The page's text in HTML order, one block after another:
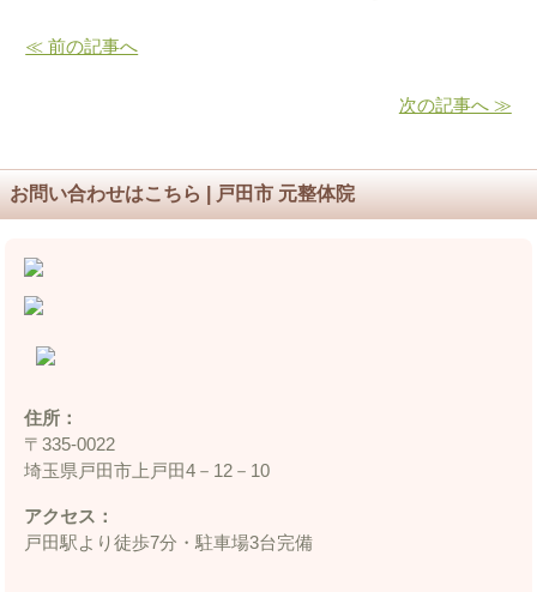
≪ 前の記事へ
次の記事へ ≫
お問い合わせはこちら | 戸田市 元整体院
住所：
〒335‐0022
埼玉県戸田市上戸田4－12－10
アクセス：
戸田駅より徒歩7分・駐車場3台完備